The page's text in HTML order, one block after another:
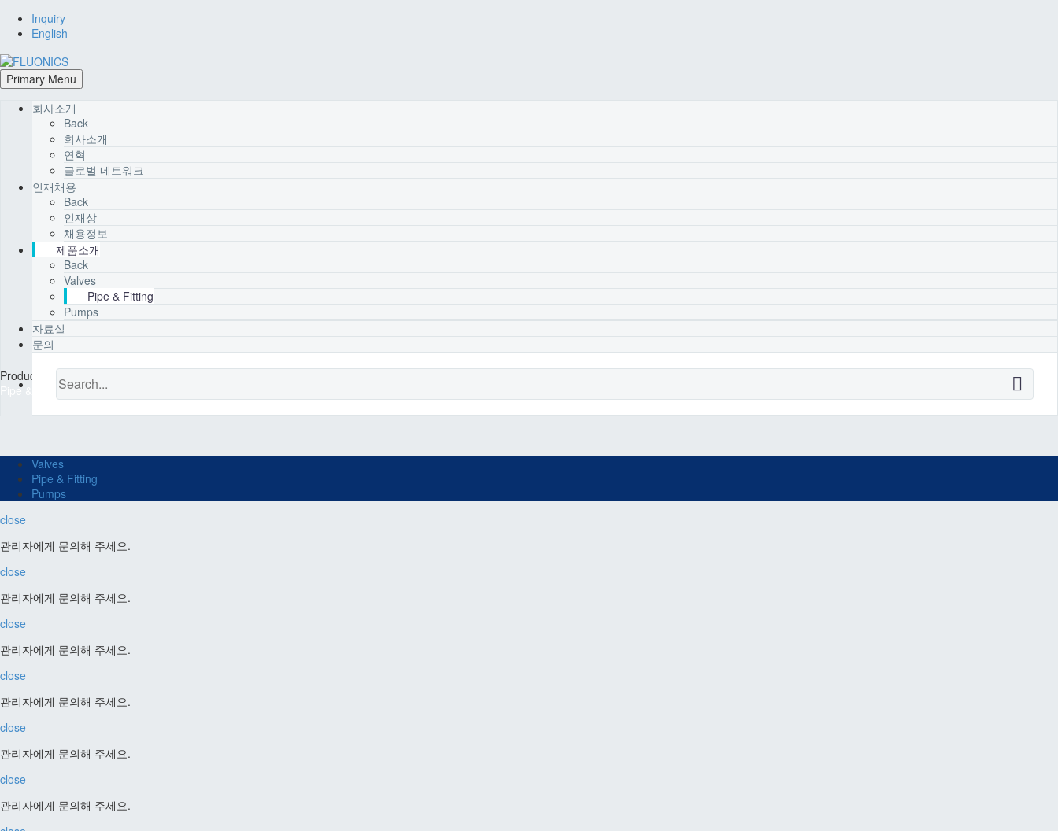
Inquiry
English
Primary Menu
회사소개
Back
회사소개
연혁
글로벌 네트워크
인재채용
Back
인재상
채용정보
제품소개
Back
Valves
Pipe & Fitting
Pumps
자료실
문의
Products
Pipe & Fitting
Valves
Pipe & Fitting
Pumps
close
관리자에게 문의해 주세요.
close
관리자에게 문의해 주세요.
close
관리자에게 문의해 주세요.
close
관리자에게 문의해 주세요.
close
관리자에게 문의해 주세요.
close
관리자에게 문의해 주세요.